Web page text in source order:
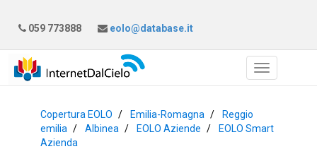
059 773888 eolo@database.it
Copertura EOLO Emilia-Romagna
Reggio
emilia
Albinea EOLO Aziende
EOLO Smart
Azienda